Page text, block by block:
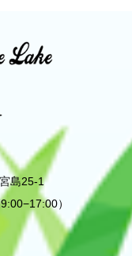
島25-1
）